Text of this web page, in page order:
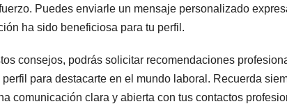
Puedes enviarle un mensaje personalizado
ha sido beneficiosa para tu perfil.
consejos, podrás solicitar recomendaciones
perfil para destacarte en el mundo laboral. Recuerda
comunicación clara y abierta con tus contactos